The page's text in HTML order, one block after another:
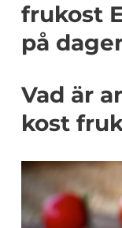
frukost
på
Vad är
kost